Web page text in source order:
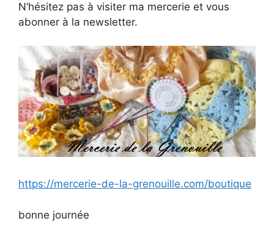
N’hésitez pas à visiter ma mercerie et vous
abonner à la newsletter.
https://mercerie-de-la-grenouille.com/boutique
bonne journée